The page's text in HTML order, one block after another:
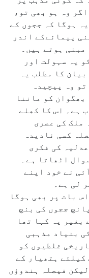
وہ ہو بھی تو،
ہوگا کہ ججوں کے
پیمانےکے اندر
ہوتے ہیں۔
یہ سہولت اور
کا مطلب یہ
وہ پیچیدہ
کو ماننا
ہے۔ اس کا کھلے
ملک کی عصری
کسی نادیدہ
کی فکری
اٹھاتا ہے۔
نے خود اپنے
لی ہے۔
بات پر بھی ہوگا
ججوں کی بنچ
بغیر یہ کہا تھا
بنیاد مذہبی
غلطیوں کو
کیلئے ہتھیار کے
فیصلہ ہندوؤں